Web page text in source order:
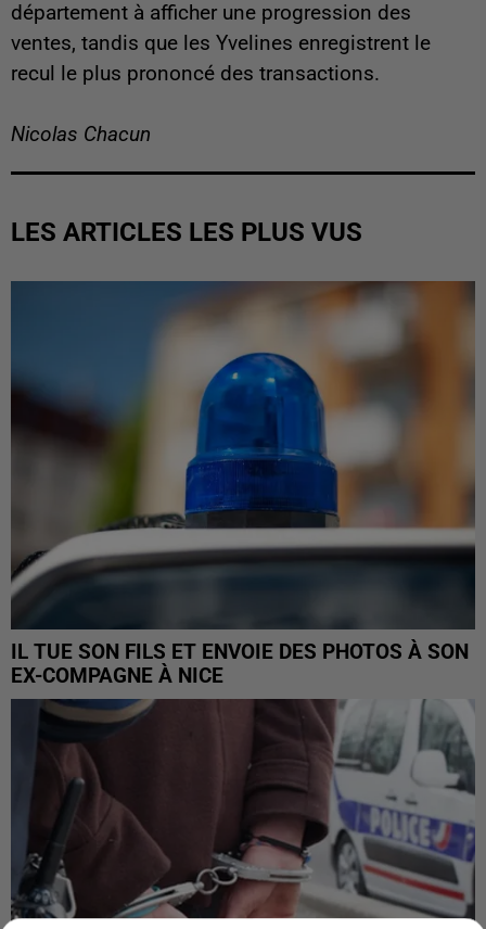
département à afficher une progression des
ventes, tandis que les Yvelines enregistrent le
recul le plus prononcé des transactions.
Nicolas Chacun
LES ARTICLES LES PLUS VUS
IL TUE SON FILS ET ENVOIE DES PHOTOS À SON
EX-COMPAGNE À NICE